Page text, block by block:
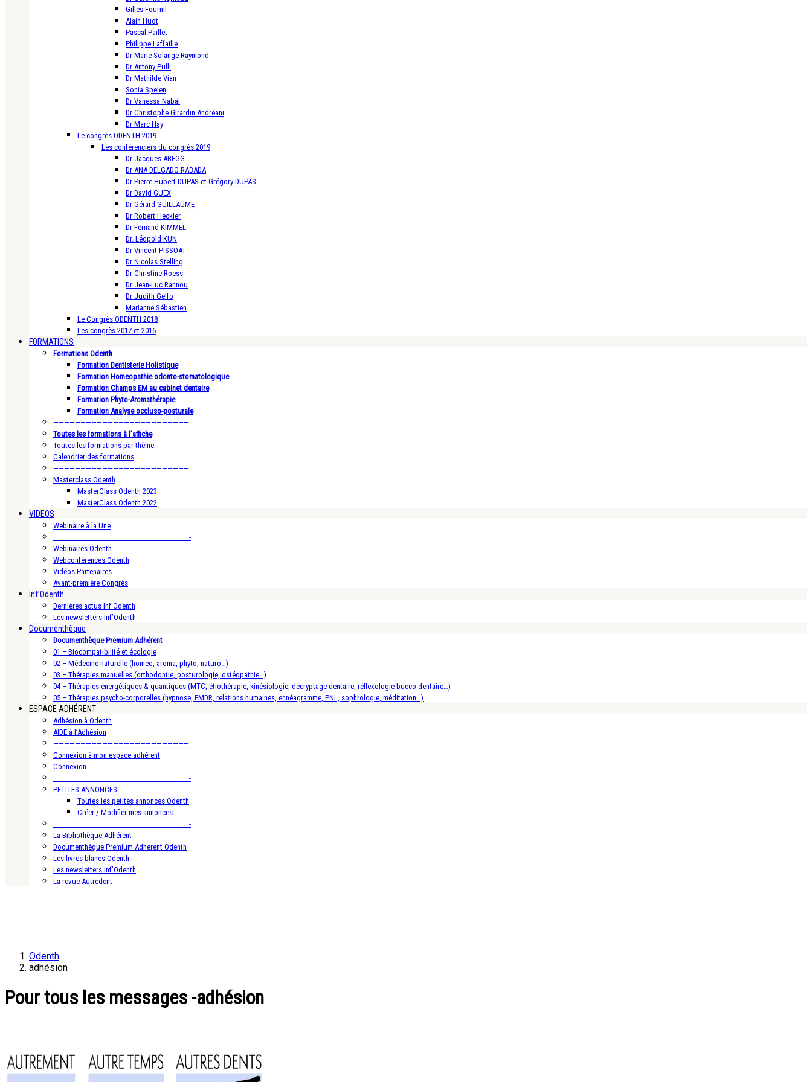
Gilles Fournil
Alain Huot
Pascal Paillet
Philippe Laffaille
Dr Marie-Solange Raymond
Dr Antony Pulli
Dr Mathilde Vian
Sonia Spelen
Dr Vanessa Nabal
Dr Christophe Girardin Andréani
Dr Marc Hay
Le congrès ODENTH 2019
Les conférenciers du congrès 2019
Dr Jacques ABEGG
Dr ANA DELGADO RABADA
Dr Pierre-Hubert DUPAS et Grégory DUPAS
Dr David GUEX
Dr Gérard GUILLAUME
Dr Robert Heckler
Dr Fernand KIMMEL
Dr. Léopold KUN
Dr Vincent PISSOAT
Dr Nicolas Stelling
Dr Christine Roess
Dr Jean-Luc Rannou
Dr Judith Gelfo
Marianne Sébastien
Le Congrès ODENTH 2018
Les congrès 2017 et 2016
FORMATIONS
Formations Odenth
Formation Dentisterie Holistique
Formation Homeopathie odonto-stomatologique
Formation Champs EM au cabinet dentaire
Formation Phyto-Aromathérapie
Formation Analyse occluso-posturale
—————————————————————————-
Toutes les formations à l’affiche
Toutes les formations par thème
Calendrier des formations
—————————————————————————-
Masterclass Odenth
MasterClass Odenth 2023
MasterClass Odenth 2022
VIDEOS
Webinaire à la Une
—————————————————————————-
Webinaires Odenth
Webconférences Odenth
Vidéos Partenaires
Avant-première Congrès
Inf’Odenth
Dernières actus Inf’Odenth
Les newsletters Inf’Odenth
Documenthèque
Documenthèque Premium Adhérent
01 – Biocompatibilité et écologie
02 – Médecine naturelle (homeo, aroma, phyto, naturo…)
03 – Thérapies manuelles (orthodontie, posturologie, ostéopathie…)
04 – Thérapies énergétiques & quantiques (MTC, étiothérapie, kinésiologie, décryptage dentaire, réflexologie bucco-dentaire…)
05 – Thérapies psycho-corporelles (hypnose, EMDR, relations humaines, ennéagramme, PNL, sophrologie, méditation…)
ESPACE ADHÉRENT
Adhésion à Odenth
AIDE à l’Adhésion
—————————————————————————-
Connexion à mon espace adhérent
Connexion
—————————————————————————-
PETITES ANNONCES
Toutes les petites annonces Odenth
Créer / Modifier mes annonces
—————————————————————————-
La Bibliothèque Adhérent
Documenthèque Premium Adhérent Odenth
Les livres blancs Odenth
Les newsletters Inf’Odenth
La revue Autredent
Odenth
adhésion
Pour tous les messages -adhésion